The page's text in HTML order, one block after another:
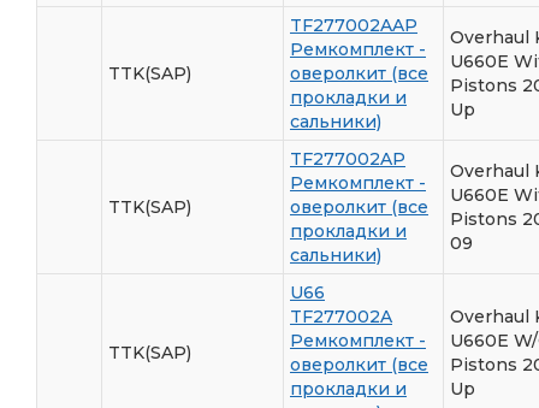
TTK(SAP)
TF277002AAP
Ремкомплект -
оверолкит (все
прокладки и
сальники)
Overhaul
U660E
Pistons
Up
TTK(SAP)
TF277002AP
Ремкомплект -
оверолкит (все
прокладки и
сальники)
Overhaul
U660E
Pistons
09
TTK(SAP)
U66
TF277002A
Ремкомплект -
оверолкит (все
прокладки и
Overhaul
U660E
Pistons
Up